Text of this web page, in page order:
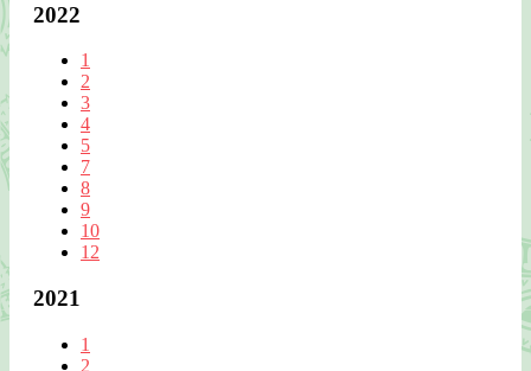
2022
1
2
3
4
5
7
8
9
10
12
2021
1
2